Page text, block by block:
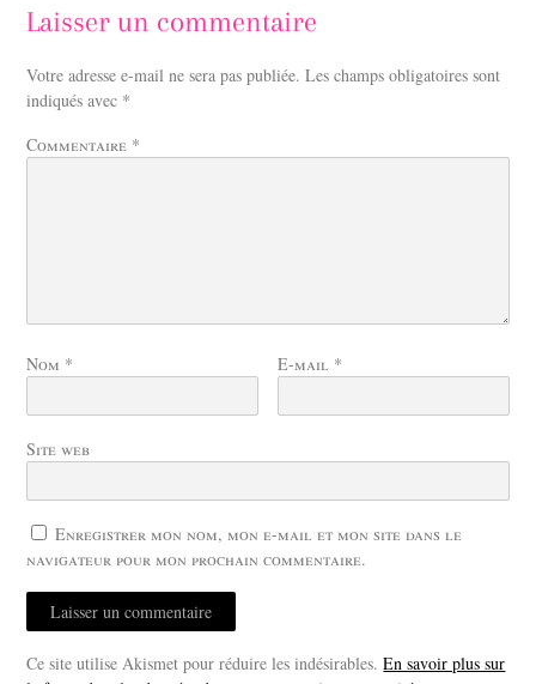
Laisser un commentaire
Votre adresse e-mail ne sera pas publiée. Les champs obligatoires sont
indiqués avec *
Commentaire *
Nom * E-mail *
Site web
Enregistrer mon nom, mon e-mail et mon site dans le
navigateur pour mon prochain commentaire.
Ce site utilise Akismet pour réduire les indésirables.En savoir plus sur